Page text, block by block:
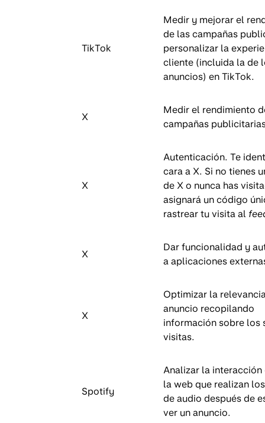
TikTok
Medir y mejorar el
de las campañas
personalizar la
cliente (incluida la de
anuncios) en TikTok.
X
Medir el rendimiento
campañas
X
Autenticación. Te
cara a X. Si no tienes
de X o nunca has
asignará un código
rastrear tu visita al
X
Dar funcionalidad y
a aplicaciones
X
Optimizar la
anuncio recopilando
información sobre los
visitas.
Spotify
Analizar la interacción
la web que realizan
de audio después de
ver un anuncio.